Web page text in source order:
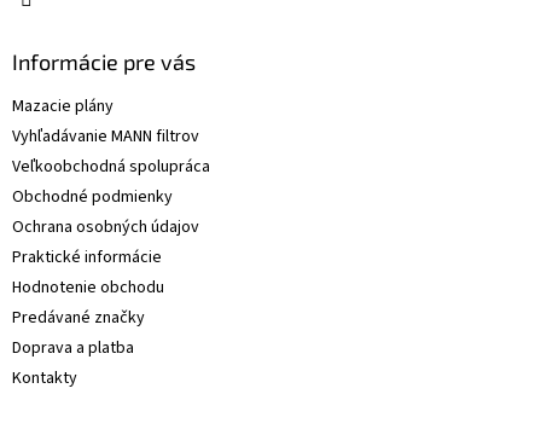
Informácie pre vás
Mazacie plány
Vyhľadávanie MANN filtrov
Veľkoobchodná spolupráca
Obchodné podmienky
Ochrana osobných údajov
Praktické informácie
Hodnotenie obchodu
Predávané značky
Doprava a platba
Kontakty